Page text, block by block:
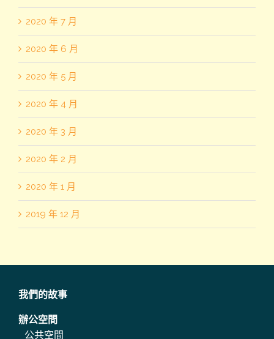
2020 年 7 月
2020 年 6 月
2020 年 5 月
2020 年 4 月
2020 年 3 月
2020 年 2 月
2020 年 1 月
2019 年 12 月
我們的故事
辦公空間
公共空間